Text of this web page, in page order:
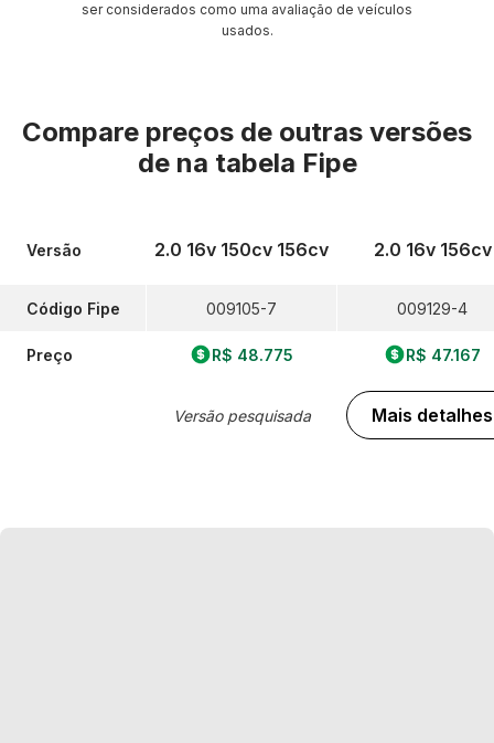
ser considerados como uma avaliação de veículos
usados.
Compare preços de outras versões
de na tabela Fipe
Versão
Código Fipe
Preço
2.0 16v 150cv 156cv
009105-7
R$ 48.775
Versão pesquisada
2.0 16v 156cv
009129-4
R$ 47.167
Mais detalhes